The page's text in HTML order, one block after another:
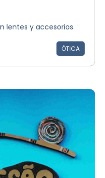
lentes y accesorios.
ÓTICA